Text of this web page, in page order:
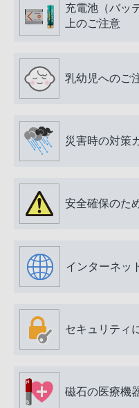
充電池（バッ
上のご注意
乳幼児へのご
災害時の対策
安全確保のた
インターネッ
セキュリティ
磁石の医療機